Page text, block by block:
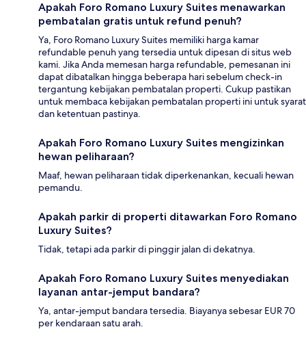
Apakah Foro Romano Luxury Suites menawarkan
pembatalan gratis untuk refund penuh?
Ya, Foro Romano Luxury Suites memiliki harga kamar
refundable penuh yang tersedia untuk dipesan di situs web
kami. Jika Anda memesan harga refundable, pemesanan ini
dapat dibatalkan hingga beberapa hari sebelum check-in
tergantung kebijakan pembatalan properti. Cukup pastikan
untuk membaca kebijakan pembatalan properti ini untuk syarat
dan ketentuan pastinya.
Apakah Foro Romano Luxury Suites mengizinkan
hewan peliharaan?
Maaf, hewan peliharaan tidak diperkenankan, kecuali hewan
pemandu.
Apakah parkir di properti ditawarkan Foro Romano
Luxury Suites?
Tidak, tetapi ada parkir di pinggir jalan di dekatnya.
Apakah Foro Romano Luxury Suites menyediakan
layanan antar-jemput bandara?
Ya, antar-jemput bandara tersedia. Biayanya sebesar EUR 70
per kendaraan satu arah.